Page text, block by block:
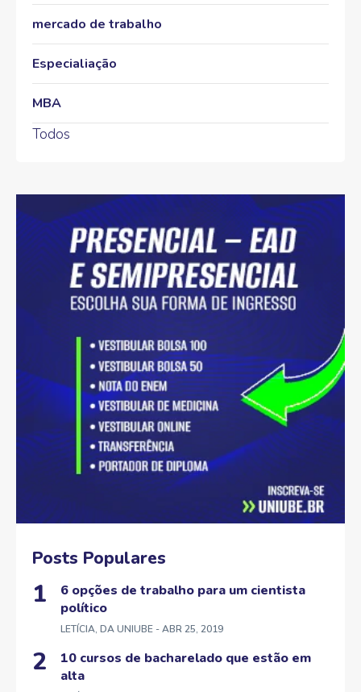
mercado de trabalho
Especialiação
MBA
Todos
Posts Populares
6 opções de trabalho para um cientista
político
LETÍCIA, DA UNIUBE - ABR 25, 2019
10 cursos de bacharelado que estão em
alta